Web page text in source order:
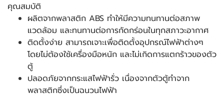
คุณสมบัติ
ผลิตจากพลาสติก ABS ทำให้มีความทนทานต่อสภาพ
แวดล้อม และทนทานต่อการกัดกร่อนในทุกสภาวะอากาศ
ติดตั้งง่าย สามารถเจาะเพื่อติดตั้งอุปกรณ์ไฟฟ้าต่างๆ
โดยไม่ต้องใช้เครื่องมือหนัก และไม่เกิดการแตกร้าวของตัว
ตู้
ปลอดภัยจากกระแสไฟฟ้ารั่ว เนื่องจากตัวตู้ทำจาก
พลาสติกซึ่งเป็นฉนวนไฟฟ้า